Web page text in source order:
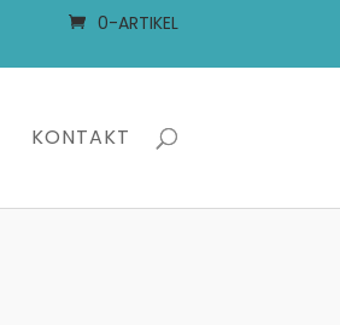
0-ARTIKEL
KONTAKT